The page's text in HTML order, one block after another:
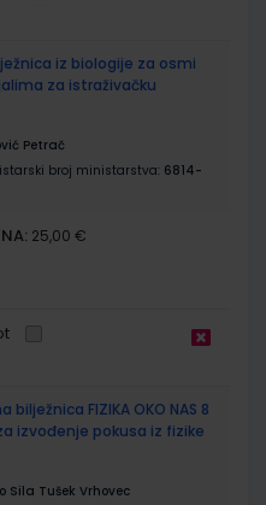
iz biologije za osmi
za istraživačku
Petrač
broj ministarstva: 6814-
25,00 €
bilježnica FIZIKA OKO NAS 8
izvođenje pokusa iz fizike
Sila Tušek Vrhovec